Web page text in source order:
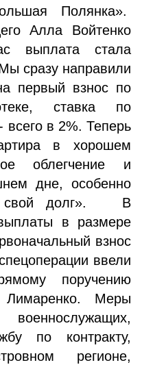
Полянка».
Алла Войтенко
выплата стала
сразу направили
первый взнос по
ставка по
всего в 2%. Теперь
в хорошем
облегчение и
дне, особенно
долг».
В
в размере
взнос
ввели
поручению
Лимаренко. Меры
по контракту,
регионе,